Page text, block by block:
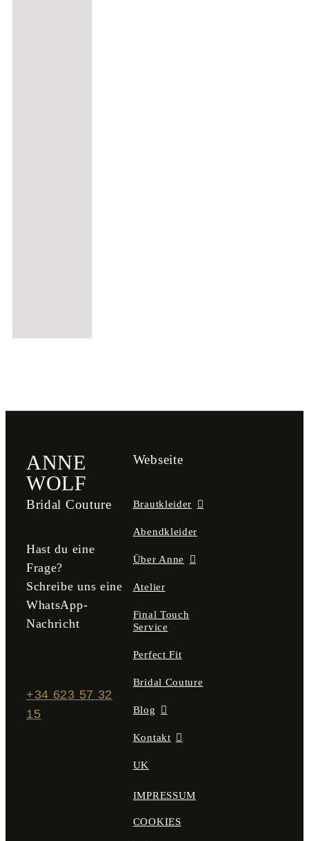
ANNE
WOLF
Bridal Couture
Hast du eine
Frage?
Schreibe uns eine
WhatsApp-
Nachricht
+34 623 57 32
15
Webseite
Brautkleider
Abendkleider
Über Anne
Atelier
Final Touch
Service
Perfect Fit
Bridal Couture
Blog
Kontakt
UK
IMPRESSUM
COOKIES